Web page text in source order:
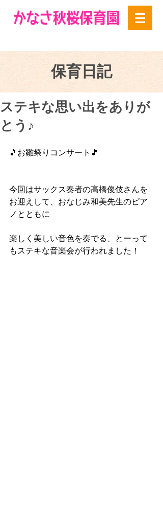
保育日記
ステキな思い出をありが
とう♪
🎵お雛祭りコンサート🎵
今回はサックス奏者の高橋俊伎さんを
お迎えして、おなじみ和美先生のピア
ノとともに
楽しく美しい音色を奏でる、とーって
もステキな音楽会が行われました！